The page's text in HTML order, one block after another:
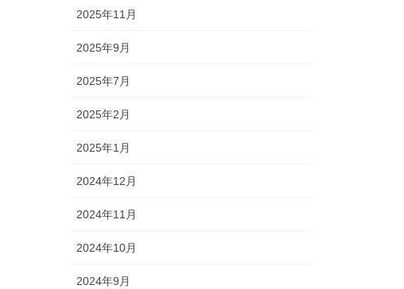
2025年11月
2025年9月
2025年7月
2025年2月
2025年1月
2024年12月
2024年11月
2024年10月
2024年9月